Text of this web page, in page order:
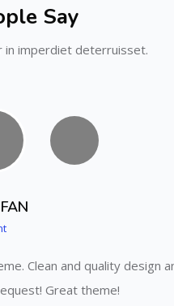
Say
in imperdiet deterruisset.
Clean and quality design
Great theme!